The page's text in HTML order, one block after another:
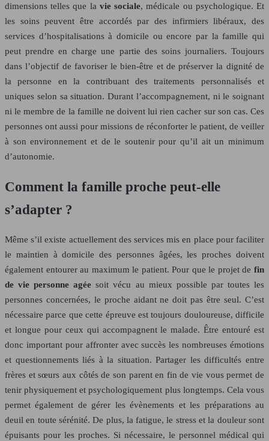
dimensions telles que la vie sociale, médicale ou psychologique. Et
les soins peuvent être accordés par des infirmiers libéraux, des
services d’hospitalisations à domicile ou encore par la famille qui
peut prendre en charge une partie des soins journaliers. Toujours
dans l’objectif de favoriser le bien-être et de préserver la dignité de
la personne en la contribuant des traitements personnalisés et
uniques selon sa situation. Durant l’accompagnement, ni le soignant
ni le membre de la famille ne doivent lui rien cacher sur son cas. Ces
personnes ont aussi pour missions de réconforter le patient, de veiller
à son environnement et de le soutenir pour qu’il ait un minimum
d’autonomie.
Comment la famille proche peut-elle
s’adapter ?
Même s’il existe actuellement des services mis en place pour faciliter
le maintien à domicile des personnes âgées, les proches doivent
également entourer au maximum le patient. Pour que le projet de fin
de vie personne agée soit vécu au mieux possible par toutes les
personnes concernées, le proche aidant ne doit pas être seul. C’est
nécessaire parce que cette épreuve est toujours douloureuse, difficile
et longue pour ceux qui accompagnent le malade. Être entouré est
donc important pour affronter avec succès les nombreuses émotions
et questionnements liés à la situation. Partager les difficultés entre
frères et sœurs aux côtés de son parent en fin de vie vous permet de
tenir physiquement et psychologiquement plus longtemps. Cela vous
permet également de gérer les évènements et les préparations au
deuil en toute sérénité. De plus, la fatigue, le stress et la douleur sont
épuisants pour les proches. Si nécessaire, le personnel médical qui